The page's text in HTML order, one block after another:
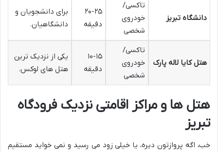
دانشگاه تبریز
تاکسی/
خودروی
شخصی
۲۰-۲۵
دقیقه
برای دانشجویان و
دانشگاهیان.
هتل کایا لاله پارک
تاکسی/
خودروی
شخصی
۱۰-۱۵
دقیقه
یکی از نزدیک ترین
هتل های لوکس.
هتل ها و مراکز اقامتی نزدیک فرودگاه
تبریز
خب، اگه پروازتون دیره، یا خیلی زود می رسید و نمی خواید مستقیم